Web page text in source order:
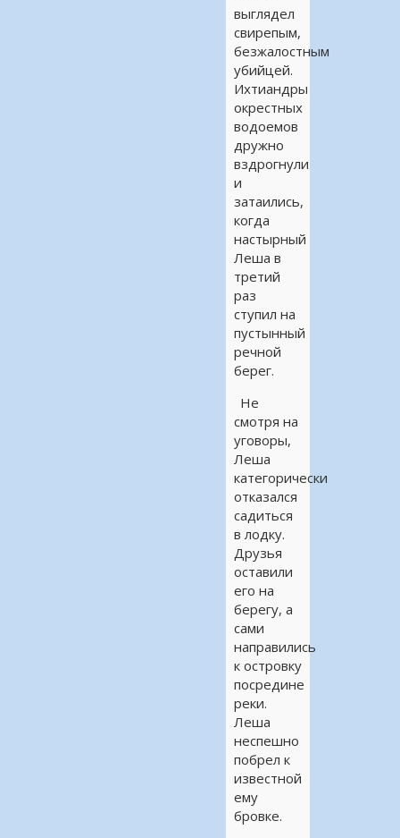
выглядел
свирепым,
безжалостным
убийцей.
Ихтиандры
окрестных
водоемов
дружно
вздрогнули
и
затаились,
когда
настырный
Леша в
третий
раз
ступил на
пустынный
речной
берег.
Не
смотря на
уговоры,
Леша
категорически
отказался
садиться
в лодку.
Друзья
оставили
его на
берегу, а
сами
направились
к островку
посредине
реки.
Леша
неспешно
побрел к
известной
ему
бровке.